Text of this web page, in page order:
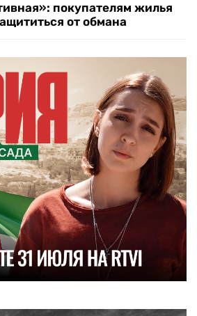
покупателям жилья
от обмана